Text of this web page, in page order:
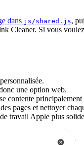
dans js/shared.js,
Cleaner. Si vous
une option web.
contente
pages et nettoyer
travail Apple plus